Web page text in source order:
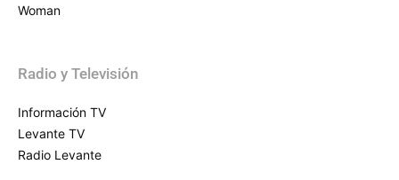
Woman
Radio y Televisión
Información TV
Levante TV
Radio Levante